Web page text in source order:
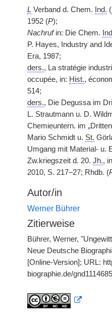
L Verband d. Chem. Ind. (
1952 (P);
Nachrufin: Die Chem.
P. Hayes, Industry and
Era, 1987;
ders., La stratégie
occupée, in: Hist.,
514;
ders., Die Degussa im
L. Strautmann u. D.
Chemieuntern. im
Mario Schmidt u. St.
Umgang mit Material- u.
Zw.kriegszeit d. 20. Jh.,
2010, S. 217–27; Rhdb. (
Autor/in
Werner Bührer
Zitierweise
Bührer, Werner,
Neue Deutsche
[Online-Version]; URL:
biographie.de/